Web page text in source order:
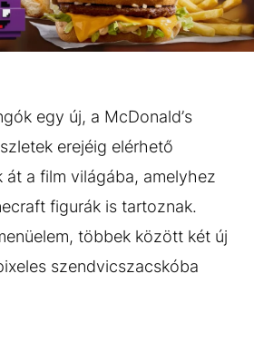
egy új, a McDonald’s
erejéig elérhető
át a film világába, amelyhez
figurák is tartoznak.
többek között két új
szendvicszacskóba